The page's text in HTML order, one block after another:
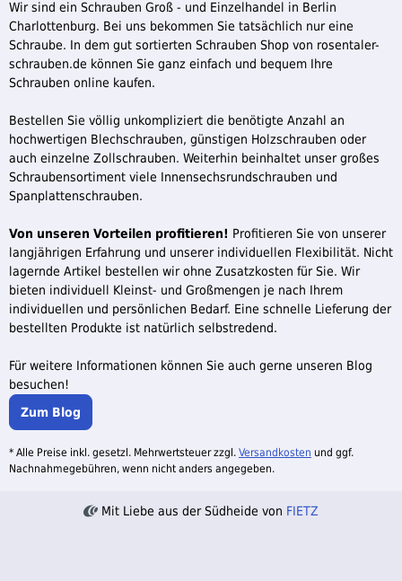
Wir sind ein Schrauben Groß - und Einzelhandel in Berlin
Charlottenburg. Bei uns bekommen Sie tatsächlich nur eine
Schraube. In dem gut sortierten Schrauben Shop von rosentaler-
schrauben.de können Sie ganz einfach und bequem Ihre
Schrauben online kaufen.
Bestellen Sie völlig unkompliziert die benötigte Anzahl an
hochwertigen Blechschrauben, günstigen Holzschrauben oder
auch einzelne Zollschrauben. Weiterhin beinhaltet unser großes
Schraubensortiment viele Innensechsrundschrauben und
Spanplattenschrauben.
Von unseren Vorteilen profitieren! Profitieren Sie von unserer
langjährigen Erfahrung und unserer individuellen Flexibilität. Nicht
lagernde Artikel bestellen wir ohne Zusatzkosten für Sie. Wir
bieten individuell Kleinst- und Großmengen je nach Ihrem
individuellen und persönlichen Bedarf. Eine schnelle Lieferung der
bestellten Produkte ist natürlich selbstredend.
Für weitere Informationen können Sie auch gerne unseren Blog
besuchen!
Zum Blog
* Alle Preise inkl. gesetzl. Mehrwertsteuer zzgl. Versandkosten und ggf.
Nachnahmegebühren, wenn nicht anders angegeben.
Mit Liebe aus der Südheide von FIETZ